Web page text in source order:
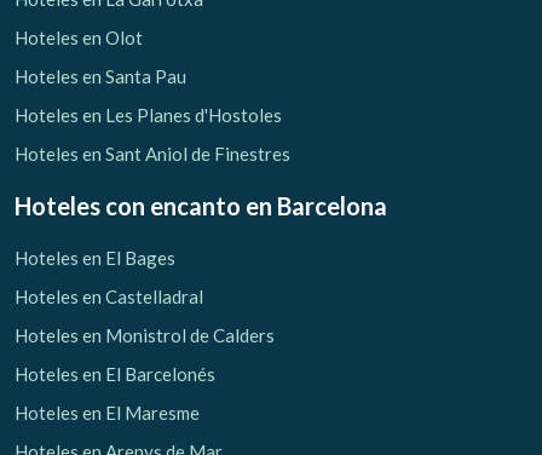
Hoteles en Olot
Hoteles en Santa Pau
Hoteles en Les Planes d'Hostoles
Hoteles en Sant Aniol de Finestres
Hoteles con encanto en Barcelona
Hoteles en El Bages
Hoteles en Castelladral
Hoteles en Monistrol de Calders
Hoteles en El Barcelonés
Hoteles en El Maresme